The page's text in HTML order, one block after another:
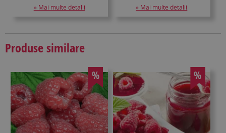
» Mai multe detalii » Mai multe detalii
Produse similare
% %